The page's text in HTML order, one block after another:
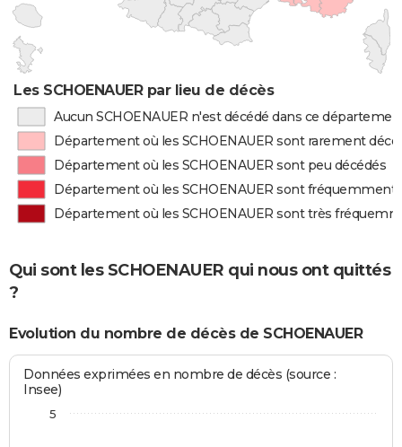
Les SCHOENAUER par lieu de décès
Aucun SCHOENAUER n'est décédé dans ce
Département où les SCHOENAUER sont rarement
Département où les SCHOENAUER sont peu décédés
Département où les SCHOENAUER sont fréquemment
Département où les SCHOENAUER sont très
Qui sont les SCHOENAUER qui nous ont quittés
?
Evolution du nombre de décès de SCHOENAUER
Données exprimées en nombre de décès (source :
Insee)
5